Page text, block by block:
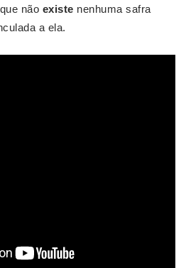
não existe nenhuma safra
a ela.